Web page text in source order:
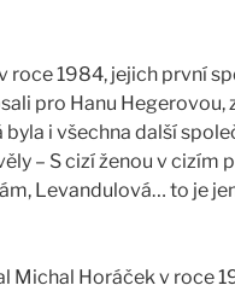
roce 1984, jejich první
pro Hanu Hegerovou,
i všechna další
– S cizí ženou v cizím
Levandulová… to je
Michal Horáček v roce